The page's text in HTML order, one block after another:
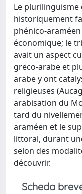
Le
historiquement
phénico-
économique; le
avait un aspect
greco-arabe et
arabe y ont
religieuses
arabisation du
tard du
araméen et le
littoral, durant
selon des
découvrir.
Scheda